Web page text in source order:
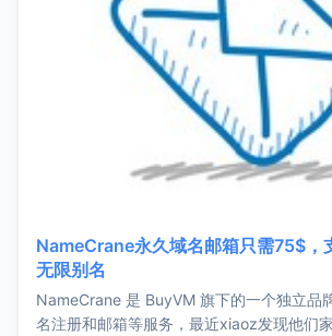
NameCrane永久域名邮箱只需75$，
无限别名
NameCrane 是 BuyVM 旗下的一个独立品
名注册和邮箱等服务，最近xiaoz发现他们